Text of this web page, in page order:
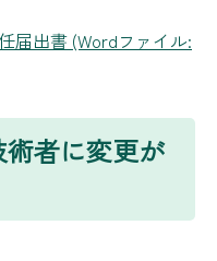
届出書 (Wordファイル:
者に変更が